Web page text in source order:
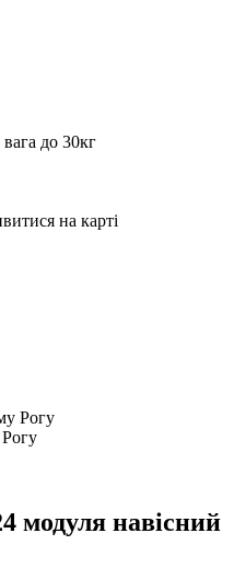
до 30кг
на карті
навісний